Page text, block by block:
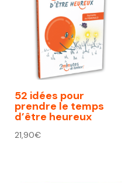
52 idées pour
prendre le temps
d’être heureux
21,90€